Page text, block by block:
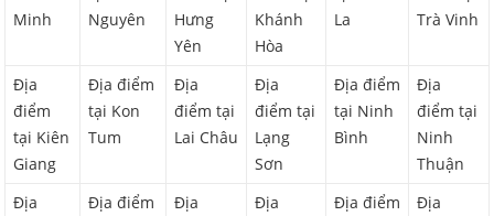
Minh
Nguyên
Hưng
Yên
Khánh
Hòa
La
Trà Vinh
Địa
điểm
tại Kiên
Giang
Địa điểm
tại Kon
Tum
Địa
điểm tại
Lai Châu
Địa
điểm tại
Lạng
Sơn
Địa điểm
tại Ninh
Bình
Địa
điểm tại
Ninh
Thuận
Địa
Địa điểm
Địa
Địa
Địa điểm
Địa